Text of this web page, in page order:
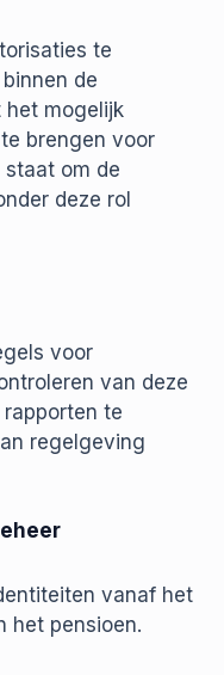
te
de
het mogelijk
brengen voor
om de
deze rol
voor
van deze
te
regelgeving
vanaf het
het pensioen.